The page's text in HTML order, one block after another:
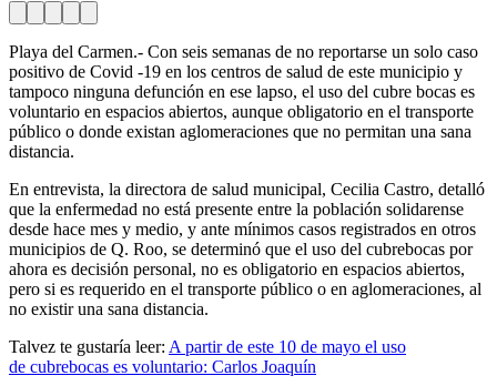
Playa del Carmen.- Con seis semanas de no reportarse un solo caso
positivo de Covid -19 en los centros de salud de este municipio y
tampoco ninguna defunción en ese lapso, el uso del cubre bocas es
voluntario en espacios abiertos, aunque obligatorio en el transporte
público o donde existan aglomeraciones que no permitan una sana
distancia.
En entrevista, la directora de salud municipal, Cecilia Castro, detalló
que la enfermedad no está presente entre la población solidarense
desde hace mes y medio, y ante mínimos casos registrados en otros
municipios de Q. Roo, se determinó que el uso del cubrebocas por
ahora es decisión personal, no es obligatorio en espacios abiertos,
pero si es requerido en el transporte público o en aglomeraciones, al
no existir una sana distancia.
Talvez te gustaría leer: A partir de este 10 de mayo el uso
de cubrebocas es voluntario: Carlos Joaquín